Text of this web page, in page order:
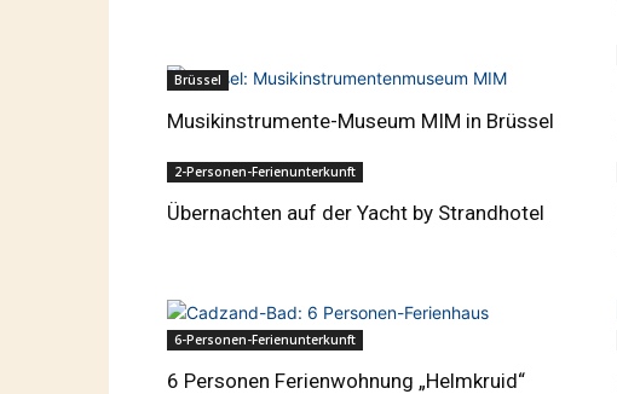
Brüssel
Musikinstrumente-Museum MIM in Brüssel
2-Personen-Ferienunterkunft
Übernachten auf der Yacht by Strandhotel
6-Personen-Ferienunterkunft
6 Personen Ferienwohnung „Helmkruid“